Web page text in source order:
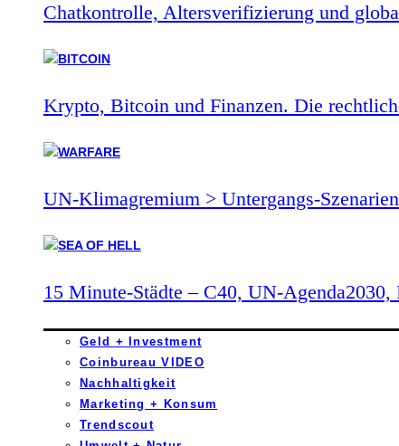
Chatkontrolle, Altersverifizierung und
Krypto, Bitcoin und Finanzen. Die
UN-Klimagremium > Untergangs-
15 Minute-Städte – C40, UN-
Geld + Investment
Coinbureau VIDEO
Nachhaltigkeit
Marketing + Konsum
Trendscout